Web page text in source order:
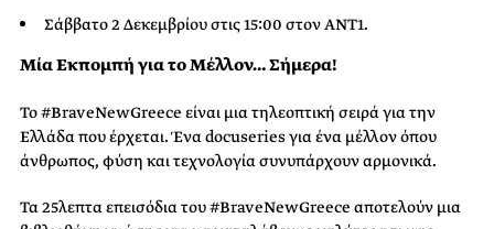
Σάββατο 2 Δεκεμβρίου στις 15:00 στον ANT1.
Μία Εκπομπή για το Μέλλον… Σήμερα!
Το #BraveNewGreece είναι μια τηλεοπτική σειρά για την
Ελλάδα που έρχεται. Ένα docuseries για ένα μέλλον όπου
άνθρωπος, φύση και τεχνολογία συνυπάρχουν αρμονικά.
Τα 25λεπτα επεισόδια του #BraveNewGreece αποτελούν μια